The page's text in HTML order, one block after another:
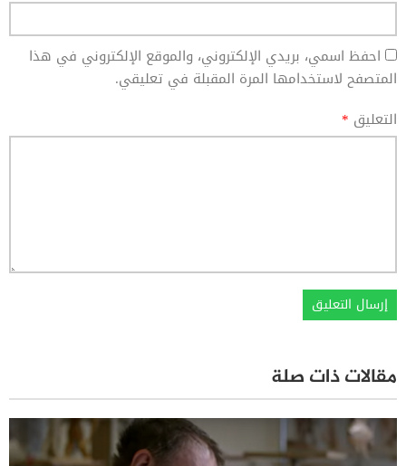
احفظ اسمي، بريدي الإلكتروني، والموقع الإلكتروني في هذا
المتصفح لاستخدامها المرة المقبلة في تعليقي.
التعليق *
مقالات ذات صلة